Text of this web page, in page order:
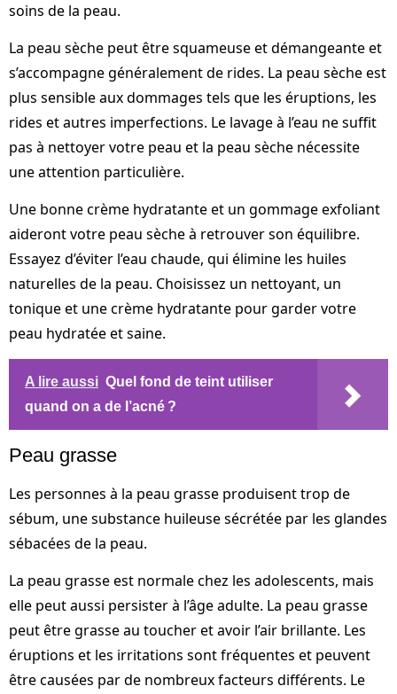
soins de la peau.
La peau sèche peut être squameuse et démangeante et
s’accompagne généralement de rides. La peau sèche est
plus sensible aux dommages tels que les éruptions, les
rides et autres imperfections. Le lavage à l’eau ne suffit
pas à nettoyer votre peau et la peau sèche nécessite
une attention particulière.
Une bonne crème hydratante et un gommage exfoliant
aideront votre peau sèche à retrouver son équilibre.
Essayez d’éviter l’eau chaude, qui élimine les huiles
naturelles de la peau. Choisissez un nettoyant, un
tonique et une crème hydratante pour garder votre
peau hydratée et saine.
A lire aussi Quel fond de teint utiliser
quand on a de l’acné ?
Peau grasse
Les personnes à la peau grasse produisent trop de
sébum, une substance huileuse sécrétée par les glandes
sébacées de la peau.
La peau grasse est normale chez les adolescents, mais
elle peut aussi persister à l’âge adulte. La peau grasse
peut être grasse au toucher et avoir l’air brillante. Les
éruptions et les irritations sont fréquentes et peuvent
être causées par de nombreux facteurs différents. Le